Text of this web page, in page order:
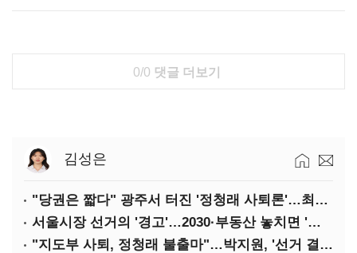
0/0 댓글 더보기
김성은
"당권은 짧다" 광주서 터진 '정청래 사퇴론'…최고위 '아수라장'
서울시장 선거의 '경고'…2030·부동산 놓치면 '총선도 대선도' 패배
"지도부 사퇴, 정청래 불출마"…박지원, '선거 결과 책임' 강조